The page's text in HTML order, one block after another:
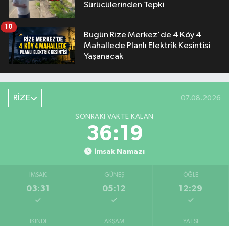
Sürücülerinden Tepki
Bugün Rize Merkez'de 4 Köy 4
Mahallede Planlı Elektrik Kesintisi
Yaşanacak
10
RİZE 07.08.2026
SONRAKI VAKTE KALAN
36:19
İmsak Namazı
İMSAK
03:31
GÜNEŞ
05:12
ÖĞLE
12:29
İKINDI AKŞAM YATSI